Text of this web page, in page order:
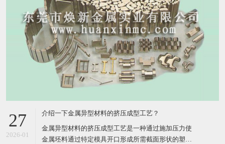
27
2026-01
介绍一下金属异型材料的挤压成型工艺？
​金属异型材料的挤压成型工艺是一种通过施加压力使
金属坯料通过特定模具开口形成所需截面形状的塑性